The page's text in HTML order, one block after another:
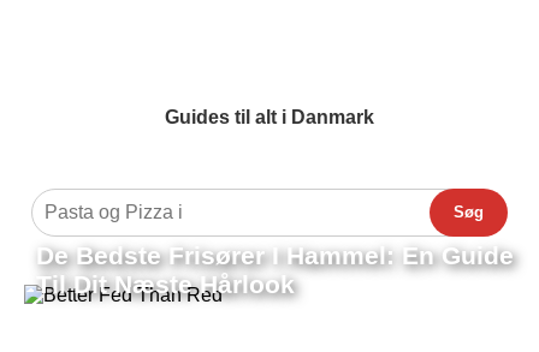
Guides til alt i Danmark
Søg
De Bedste Frisører I Hammel: En Guide
Til Dit Næste Hårlook